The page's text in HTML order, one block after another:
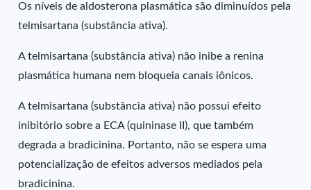
Os níveis de aldosterona plasmática são diminuídos pela
telmisartana (substância ativa).
A telmisartana (substância ativa) não inibe a renina
plasmática humana nem bloqueia canais iônicos.
A telmisartana (substância ativa) não possui efeito
inibitório sobre a ECA (quininase II), que também
degrada a bradicinina. Portanto, não se espera uma
potencialização de efeitos adversos mediados pela
bradicinina.